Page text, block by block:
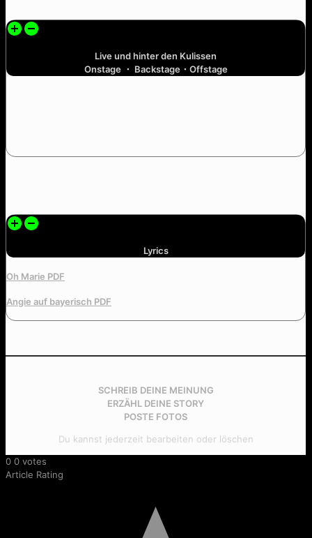
Live und hinter den Kulissen
Onstage ・ Backstage・Offstage
Lyrics
Oh Marie PDF
Angie auf bayerisch PDF
SCHREIB DEINE MEINUNG
ERZÄHL DEINE STORY
POSTE FOTOS
Du kannst jederzeit bearbeiten oder löschen
0 0 votes
Article Rating